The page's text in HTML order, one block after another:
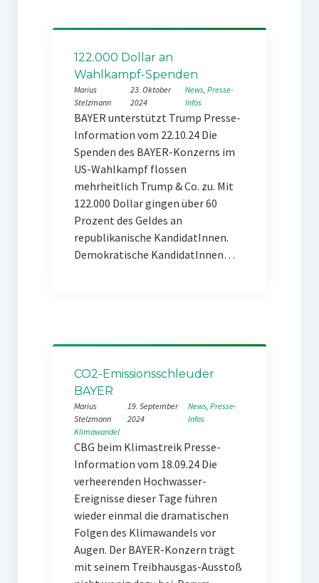
122.000 Dollar an
Wahlkampf-Spenden
Marius
Stelzmann
23. Oktober
2024
News, Presse-
Infos
BAYER unterstützt Trump Presse-
Information vom 22.10.24 Die
Spenden des BAYER-Konzerns im
US-Wahlkampf flossen
mehrheitlich Trump & Co. zu. Mit
122.000 Dollar gingen über 60
Prozent des Geldes an
republikanische KandidatInnen.
Demokratische KandidatInnen…
CO2-Emissionsschleuder
BAYER
Marius
Stelzmann
19. September
2024
News, Presse-
Infos
Klimawandel
CBG beim Klimastreik Presse-
Information vom 18.09.24 Die
verheerenden Hochwasser-
Ereignisse dieser Tage führen
wieder einmal die dramatischen
Folgen des Klimawandels vor
Augen. Der BAYER-Konzern trägt
mit seinem Treibhausgas-Ausstoß